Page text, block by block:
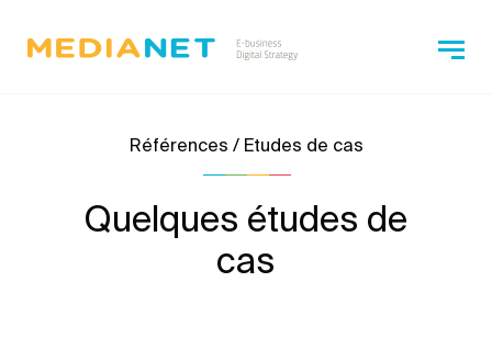
Références / Etudes de cas
Quelques études de
cas